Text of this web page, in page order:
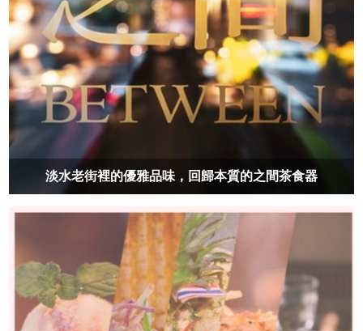
淡水老街裡的優雅品味，回歸本質的之間茶食器